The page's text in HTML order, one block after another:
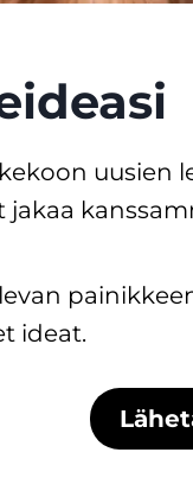
uusien
ideat.